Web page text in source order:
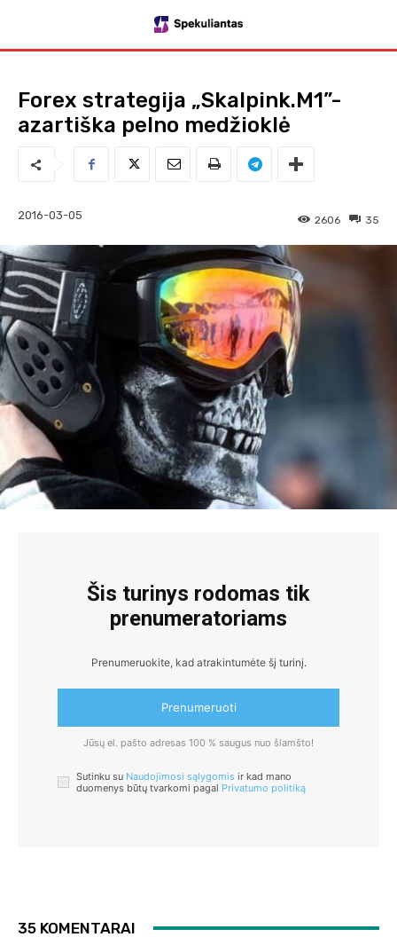
Forex strategija „Skalpink.M1”-
azartiška pelno medžioklė
2016-03-05 35
2606
Šis turinys rodomas tik
prenumeratoriams
Prenumeruokite, kad atrakintumėte šį turinį.
Prenumeruoti
Jūsų el. pašto adresas 100 % saugus nuo šlamšto!
Sutinku su Naudojimosi sąlygomis ir kad mano
duomenys būtų tvarkomi pagal Privatumo politiką
35 KOMENTARAI